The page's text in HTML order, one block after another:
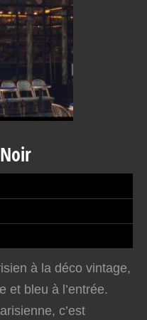
à la déco vintage,
et bleu à l’entrée.
c’est